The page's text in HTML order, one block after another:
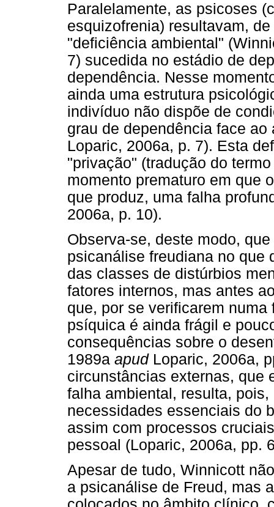
Paralelamente, as psicoses
esquizofrenia) resultavam,
"deficiência ambiental"
7) sucedida no estádio de
dependência. Nesse
ainda uma estrutura
indivíduo não dispõe de
grau de dependência face
Loparic, 2006a, p. 7). Esta
"privação" (tradução do
momento prematuro em que
que produz, uma falha
2006a, p. 10).
Observa-se, deste modo,
psicanálise freudiana no que
das classes de distúrbios
fatores internos, mas antes
que, por se verificarem
psíquica é ainda frágil e
consequências sobre o
1989a apudLoparic, 2006a,
circunstâncias externas, que
falha ambiental, resulta,
necessidades essenciais do
assim com processos
pessoal (Loparic, 2006a, pp.
Apesar de tudo, Winnicott
a psicanálise de Freud, mas